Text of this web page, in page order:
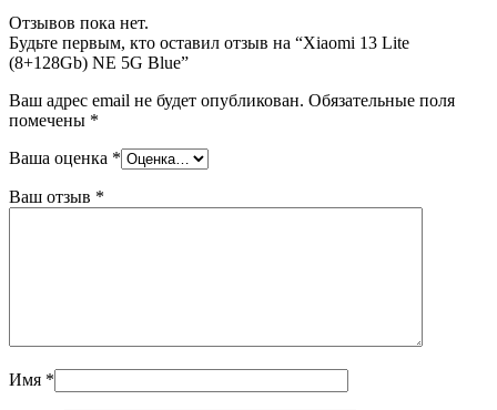
Отзывов пока нет.
Будьте первым, кто оставил отзыв на “Xiaomi 13 Lite
(8+128Gb) NE 5G Blue”
Ваш адрес email не будет опубликован. Обязательные поля
помечены *
Ваша оценка *
Ваш отзыв *
Имя *